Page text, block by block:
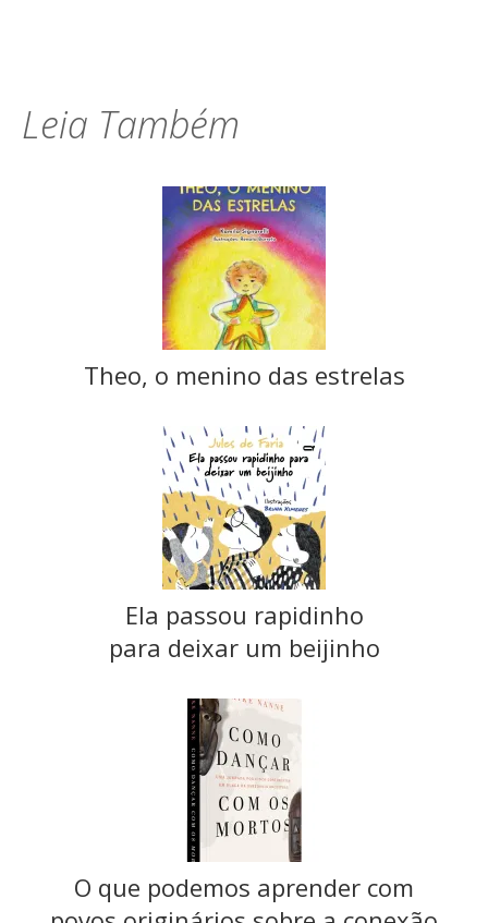
Leia Também
Theo, o menino das estrelas
Ela passou rapidinho
para deixar um beijinho
O que podemos aprender com